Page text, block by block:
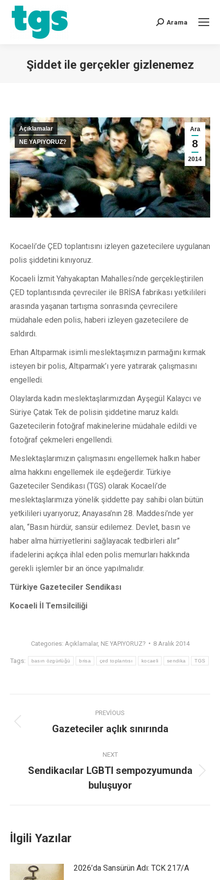
Arama
Şiddet ile gerçekler gizlenemez
Ara
8
2014
Açıklamalar
NE YAPIYORUZ?
Kocaeli’de ÇED toplantısını izleyen gazetecilere uygulanan
polis şiddetini kınıyoruz.
Kocaeli İzmit Yahyakaptan Mahallesi’nde gerçekleştirilen
ÇED toplantısında çevreciler ile BRİSA fabrikası yetkilileri
arasında yaşanan tartışma sonrasında çevrecilere
müdahale eden polis, haberi izleyen gazetecilere de
saldırdı.
Erhan Altıparmak isimli meslektaşımızın parmağını kırmak
isteyen bir polis, Altıparmak’ı yere yatırarak çalışmasını
engelledi.
Olaylarda kadın meslektaşlarımızdan Ayşegül Kalaycı ve
Süriye Çatak Tek de polisin şiddetine maruz kaldı.
Gazetecilerin fotoğraf makinelerine müdahale edildi ve
fotoğraf çekmeleri engellendi.
Meslektaşlarımızın çalışmasını engellemek halkın haber
alma hakkını engellemek ile eşdeğerdir. Türkiye
Gazeteciler Sendikası (TGS) olarak Kocaeli’de
meslektaşlarımıza yönelik şiddette pay sahibi olan bütün
yetkilileri uyarıyoruz; Anayasa’nın 28. Maddesi’nde yer
alan, “Basın hürdür, sansür edilemez. Devlet, basın ve
haber alma hürriyetlerini sağlayacak tedbirleri alır”
ifadelerini açıkça ihlal eden polis memurları hakkında
gerekli işlemler bir an önce yapılmalıdır.
Türkiye Gazeteciler Sendikası
Kocaeli İl Temsilciliği
Categories: Açıklamalar, NE YAPIYORUZ? 8 Aralık 2014
Tags: basın özgürlüğü brisa çed toplantısı kocaeli sendika TGS
PREVIOUS
Gazeteciler açlık sınırında
NEXT
Sendikacılar LGBTI sempozyumunda
buluşuyor
İlgili Yazılar
2026’da Sansürün Adı: TCK 217/A